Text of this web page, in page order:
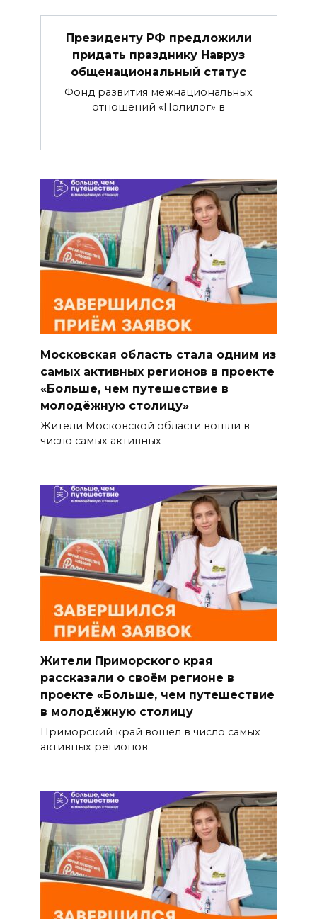
Президенту РФ предложили
придать празднику Навруз
общенациональный статус
Фонд развития межнациональных
отношений «Полилог» в
Московская область стала одним из
самых активных регионов в проекте
«Больше, чем путешествие в
молодёжную столицу»
Жители Московской области вошли в
число самых активных
Жители Приморского края
рассказали о своём регионе в
проекте «Больше, чем путешествие
в молодёжную столицу
Приморский край вошёл в число самых
активных регионов